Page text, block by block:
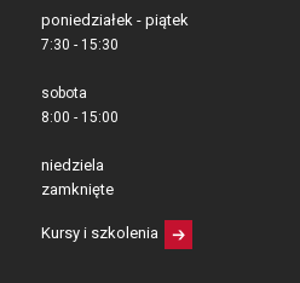
poniedziałek - piątek
7:30 - 15:30
sobota
8:00 - 15:00
niedziela
zamknięte
Kursy i szkolenia